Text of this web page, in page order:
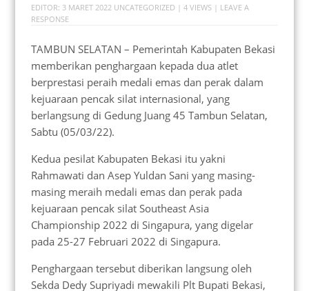
EDITOR: 3 MARET 2022 UNCATEGORIZED | 4 VIEWS | LEAVE A
RESPONSE
TAMBUN SELATAN – Pemerintah Kabupaten Bekasi
memberikan penghargaan kepada dua atlet
berprestasi peraih medali emas dan perak dalam
kejuaraan pencak silat internasional, yang
berlangsung di Gedung Juang 45 Tambun Selatan,
Sabtu (05/03/22).
Kedua pesilat Kabupaten Bekasi itu yakni
Rahmawati dan Asep Yuldan Sani yang masing-
masing meraih medali emas dan perak pada
kejuaraan pencak silat Southeast Asia
Championship 2022 di Singapura, yang digelar
pada 25-27 Februari 2022 di Singapura.
Penghargaan tersebut diberikan langsung oleh
Sekda Dedy Supriyadi mewakili Plt Bupati Bekasi,